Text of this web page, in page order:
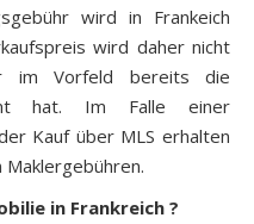
wird in Frankeich
wird daher nicht
im Vorfeld bereits die
hat. Im Falle einer
Kauf über MLS erhalten
in Frankreich ?